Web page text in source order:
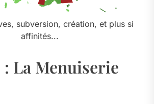
subversion, création, et plus si
affinités...
La Menuiserie